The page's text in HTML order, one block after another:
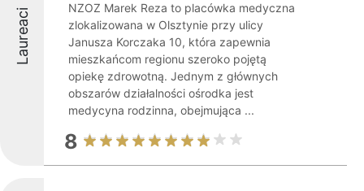
Laureaci
NZOZ Marek Reza to placówka medyczna
zlokalizowana w Olsztynie przy ulicy
Janusza Korczaka 10, która zapewnia
mieszkańcom regionu szeroko pojętą
opiekę zdrowotną. Jednym z głównych
obszarów działalności ośrodka jest
medycyna rodzinna, obejmująca ...
8